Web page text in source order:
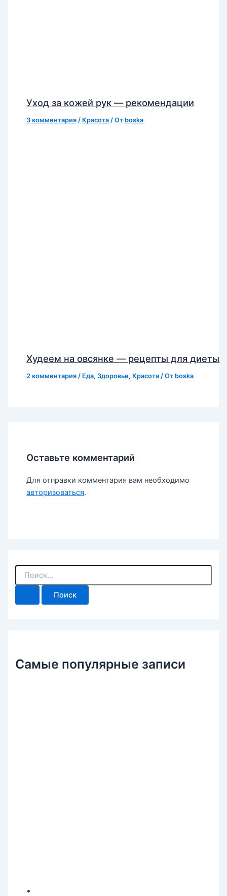
Уход за кожей рук — рекомендации
3 комментария / Красота / От boska
Худеем на овсянке — рецепты для диеты
2 комментария / Еда,Здоровье, Красота / От boska
Оставьте комментарий
Для отправки комментария вам необходимо
авторизоваться.
П
и
Самые популярные записи